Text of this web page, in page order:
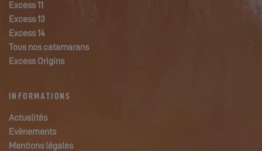
Excess 11
Excess 13
Excess 14
Tous nos catamarans
Excess Origins
INFORMATIONS
Actualités
Evènements
Mentions légales